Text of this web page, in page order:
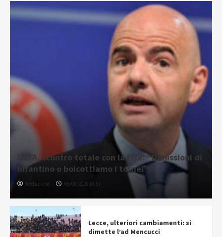
UEFA, scontro totale con la Fifa: “Dimissioni di
Infantino o boicottiamo i tornei”
Redazione 06/08/2026 18:57
Lecce, ulteriori cambiamenti: si
dimette l’ad Mencucci